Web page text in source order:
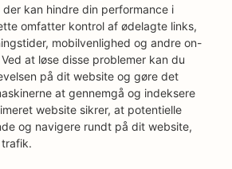
kan hindre din performance i
omfatter kontrol af ødelagte links,
mobilvenlighed og andre on-
at løse disse problemer kan du
på dit website og gøre det
at gennemgå og indeksere
website sikrer, at potentielle
og navigere rundt på dit website,